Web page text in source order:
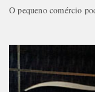
O pequeno comércio